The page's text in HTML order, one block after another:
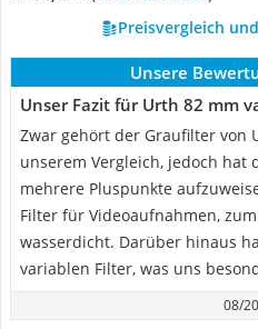
Preisvergleich
Unsere
Unser Fazit für Urth 82 mm
Zwar gehört der Graufilter von
unserem Vergleich, jedoch hat
mehrere Pluspunkte
Filter für Videoaufnahmen,
wasserdicht. Darüber hinaus
variablen Filter, was uns
08/